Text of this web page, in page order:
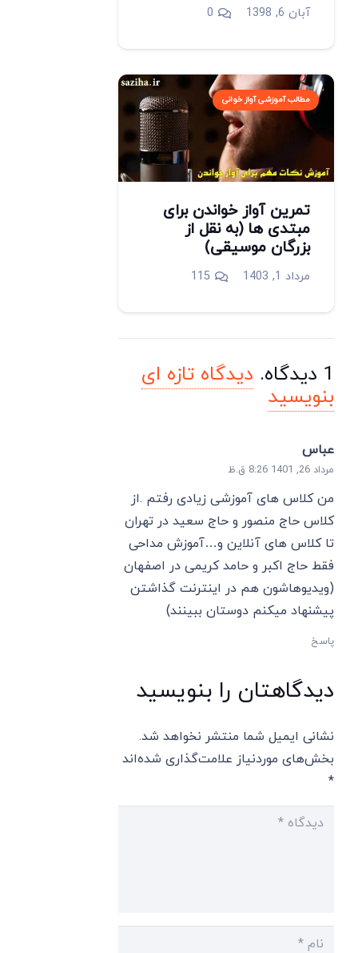
آبان 6, 1398 0
مطالب آموزشی آواز خوانی
تمرین آواز خواندن برای
مبتدی ها (به نقل از
بزرگان موسیقی)
مرداد 1, 1403 115دیدگاه
1 دیدگاه. دیدگاه تازه ای
بنویسید
عباس
مرداد 26, 1401 8:26 ق.ظ
من کلاس های آموزشی زیادی رفتم .از
کلاس حاج منصور و حاج سعید در تهران
تا کلاس های آنلاین و…آموزش مداحی
فقط حاج اکبر و حامد کریمی در اصفهان
(ویدیوهاشون هم در اینترنت گذاشتن
پیشنهاد میکنم دوستان ببینند)
پاسخ
دیدگاهتان را بنویسید
نشانی ایمیل شما منتشر نخواهد شد.
بخش‌های موردنیاز علامت‌گذاری شده‌اند
*